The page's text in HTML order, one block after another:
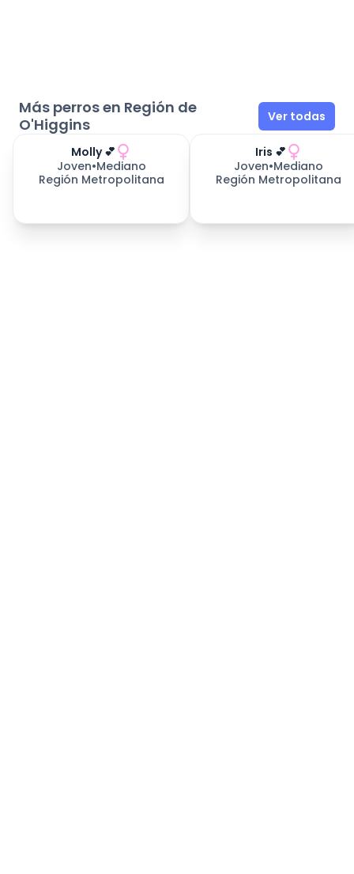
Más perros en Región de
O'Higgins
Ver todas
Molly 💕
Joven•Mediano
Región Metropolitana
Iris 💕
Joven•Mediano
Región Metropolitana